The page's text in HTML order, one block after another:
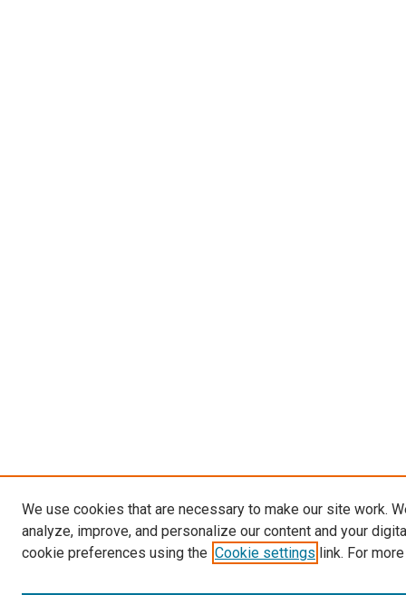
We use cookies that are necessary to make our site work.
analyze, improve, and personalize our content and your
cookie preferences using the Cookie settings link. For